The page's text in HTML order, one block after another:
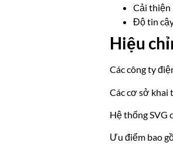
Cải thiện
Độ tin
Hiệu
Các công ty
Các cơ sở khai
Hệ thống SVG
Ưu điểm bao